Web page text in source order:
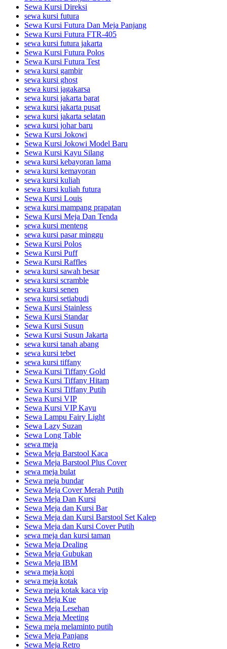
Sewa Kursi Direksi
sewa kursi futura
Sewa Kursi Futura Dan Meja Panjang
Sewa Kursi Futura FTR-405
sewa kursi futura jakarta
Sewa Kursi Futura Polos
Sewa Kursi Futura Test
sewa kursi gambir
sewa kursi ghost
sewa kursi jagakarsa
sewa kursi jakarta barat
sewa kursi jakarta pusat
sewa kursi jakarta selatan
sewa kursi johar baru
Sewa Kursi Jokowi
Sewa Kursi Jokowi Model Baru
Sewa Kursi Kayu Silang
sewa kursi kebayoran lama
sewa kursi kemayoran
sewa kursi kuliah
sewa kursi kuliah futura
Sewa Kursi Louis
sewa kursi mampang prapatan
Sewa Kursi Meja Dan Tenda
sewa kursi menteng
sewa kursi pasar minggu
Sewa Kursi Polos
Sewa Kursi Puff
Sewa Kursi Raffles
sewa kursi sawah besar
sewa kursi scramble
sewa kursi senen
sewa kursi setiabudi
Sewa Kursi Stainless
Sewa Kursi Standar
Sewa Kursi Susun
Sewa Kursi Susun Jakarta
sewa kursi tanah abang
sewa kursi tebet
sewa kursi tiffany
Sewa Kursi Tiffany Gold
Sewa Kursi Tiffany Hitam
Sewa Kursi Tiffany Putih
Sewa Kursi VIP
Sewa Kursi VIP Kayu
Sewa Lampu Fairy Light
Sewa Lazy Suzan
Sewa Long Table
sewa meja
Sewa Meja Barstool Kaca
Sewa Meja Barstool Plus Cover
sewa meja bulat
Sewa meja bundar
Sewa Meja Cover Merah Putih
Sewa Meja Dan Kursi
Sewa Meja dan Kursi Bar
Sewa Meja dan Kursi Barstool Set Kalep
Sewa Meja dan Kursi Cover Putih
sewa meja dan kursi taman
Sewa Meja Dealing
Sewa Meja Gubukan
Sewa Meja IBM
sewa meja kopi
sewa meja kotak
Sewa meja kotak kaca vip
Sewa Meja Kue
Sewa Meja Lesehan
Sewa Meja Meeting
Sewa meja melaminto putih
Sewa Meja Panjang
Sewa Meja Retro